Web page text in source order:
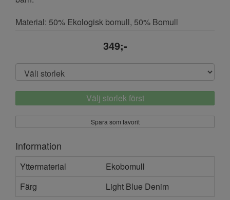
Material: 50% Ekologisk bomull, 50% Bomull
349;-
Välj storlek först
Spara som favorit
Information
Yttermaterial
Ekobomull
Färg
Light Blue Denim